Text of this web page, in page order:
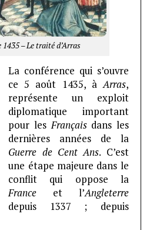
1435 – Le traité d’Arras
La conférence qui s’ouvre
ce 5 août 1435, àArras,
représente un exploit
diplomatique important
pour lesFrançaisdans les
dernières années de la
Guerre de Cent Ans. C’est
une étape majeure dans le
conflit qui oppose la
France et l’Angleterre
depuis 1337 ; depuis